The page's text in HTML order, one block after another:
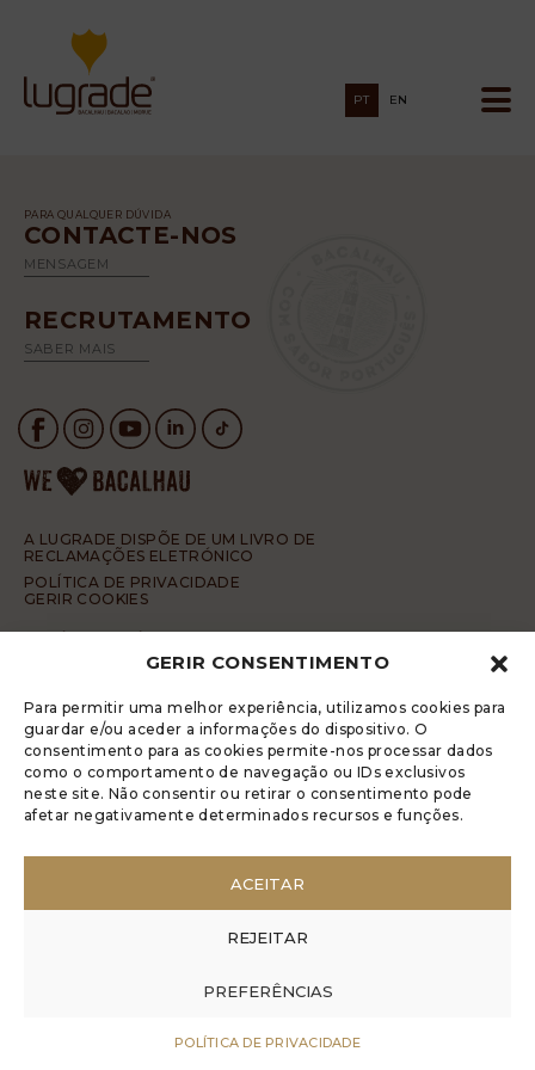
GERIR CONSENTIMENTO
Para permitir uma melhor experiência, utilizamos cookies para
guardar e/ou aceder a informações do dispositivo. O
consentimento para as cookies permite-nos processar dados
como o comportamento de navegação ou IDs exclusivos
neste site. Não consentir ou retirar o consentimento pode
afetar negativamente determinados recursos e funções.
ACEITAR
REJEITAR
PREFERÊNCIAS
POLÍTICA DE PRIVACIDADE
PT EN
PARA QUALQUER DÚVIDA
CONTACTE-NOS
MENSAGEM
RECRUTAMENTO
SABER MAIS
A LUGRADE DISPÕE DE UM LIVRO DE
RECLAMAÇÕES ELETRÓNICO
POLÍTICA DE PRIVACIDADE
GERIR COOKIES
CÓDIGO DE CONDUTA DA DENÚNCIA ANÓNIMA
© 2017 Rui Veríssimo Design